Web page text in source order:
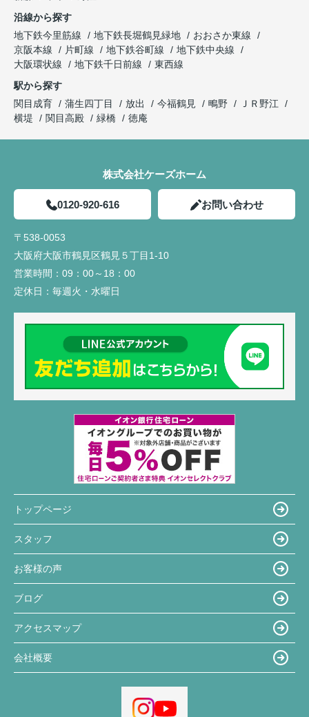
沿線から探す
地下鉄今里筋線
地下鉄長堀鶴見緑地
おおさか東線
京阪本線
片町線 地下鉄谷町線
地下鉄中央線
大阪環状線
地下鉄千日前線
東西線
駅から探す
関目成育
蒲生四丁目 放出 今福鶴見 鴫野
ＪＲ野江
横堤
関目高殿 緑橋 徳庵
株式会社ケーズホーム
0120-920-616 お問い合わせ
〒538-0053
大阪府大阪市鶴見区鶴見５丁目1-10
営業時間： 09：00～18：00
定休日： 毎週火・水曜日
トップページ
スタッフ
お客様の声
ブログ
アクセスマップ
会社概要